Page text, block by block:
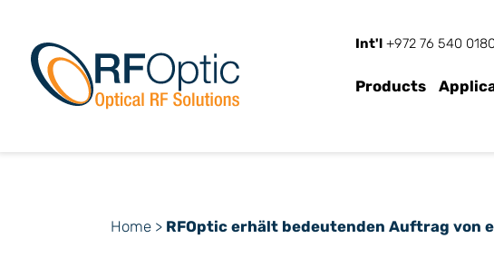
Int'l +972 76 540
Products
Home > RFOptic erhält bedeutenden Auftrag von